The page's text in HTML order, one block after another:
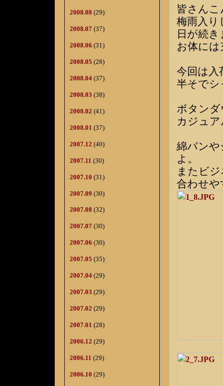
2008.08 (29)
2008.07 (37)
2008.06 (31)
2008.05 (28)
2008.04 (37)
2008.03 (38)
2008.02 (41)
2008.01 (37)
2007.12 (40)
2007.11 (30)
2007.10 (31)
2007.09 (30)
2007.08 (32)
2007.07 (30)
2007.06 (30)
2007.05 (35)
2007.04 (29)
2007.03 (29)
2007.02 (29)
2007.01 (28)
2006.12 (29)
2006.11 (29)
2006.10 (29)
皆さん
梅雨入り
日が続
お体に
今回は入
半そでシ
ボタン
カジュ
綿パン
よ。
またビ
合わせ